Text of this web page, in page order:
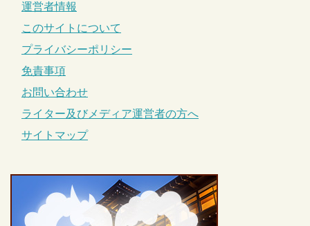
運営者情報
このサイトについて
プライバシーポリシー
免責事項
お問い合わせ
ライター及びメディア運営者の方へ
サイトマップ